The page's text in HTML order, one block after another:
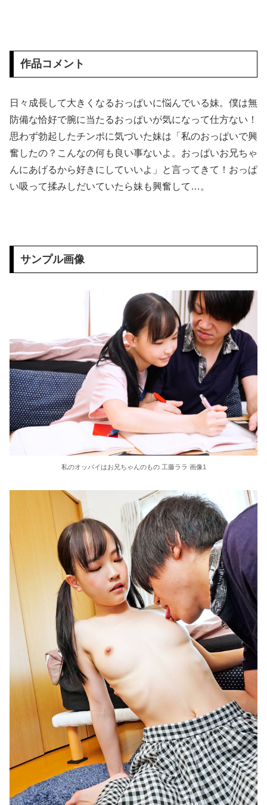
【閲覧注意】 お願いだからフェイクであってほしいこの女児の動画、本物だった…
【速報】 長瀬智也、ようやく気づくｗｗｗｗｗｗｗｗ
【速報】 専門家「イオンモール熊本の爆心地に”こんなもの”があったんだけど…」
大人の色気ムンムンの人妻ちゃんとラブホでハメ撮り素人画像だぁーｗｗｗ
【衝撃映像】 ロシア♂達がウクライナ美少女を拷問する動画、ここに来て話題になってしまう
【画像】 真夏日のプール、ガチで最高すぎｗｗｗｗｗｗｗｗｗｗ
内田梨瑚受刑者「社会に戻りたいです」
真・友達の母親 長澤史華
めるる似のA●女優 前田美波、妹と勘違いされるｗｗｗ
【画像】 車中泊女子、盗撮されるｗｗｗ
四つん這いで突き出された無防備なお尻…まる見えのア○ルにイタズラしたくなるノーパンエ□画像
大好きな祖母にまさか童貞を捧げることになろうとは 和泉絹江
【衝撃】ワイ「豆腐、150g×2丁で250円か…高いけど美味そうだし一丁買ってみるか！」→結果www(※画像あり)
【画像】ファイアーエムブレム新作、エッチキャラが実装されて始まるwww
【悲報】伊藤大海(146)、ベネズエラ戦にてブルペンで5球しか投げられていなかった
おっさん（38）と少女（16）の最高に尊い漫画、「おっさんはうぜぇぇぇんだよ！ってギルドから追放したくせに、後から復帰
極上熟女が卑猥な淫語とシチュエーションで貴方をダメにする最高の完全主観シコシコオナニーサポート 三枝木玲実
羞恥の逸品！！熟女のアナル大鑑賞～五十路六十路含む～100人4時間
月刊センビレ モニターアンケート SP1 88人1213分
《エロ動画×素人･人妻》普段のオナニーでは満たされないセックスレスの巨乳妻がロケ車からホテルへ移動しスタッフと濃厚な快楽に溺れて顔射
【工ロ注意】セッ〇スセミナーを開くこの人妻、工ッチすぎだろｗｗｗｗｗｗｗ
田中みな実、背中ぱっくりドレス横乳ノーブラおっぱい！スリット内腿
放送事故 総集編
友達の美人3姉妹に狙われた僕のチ○コ！ 前半
【悲報】 味噌ラーメンで行列、出来ない
作品コメント
日々成長して大きくなるおっぱいに悩んでいる妹。僕は無
防備な恰好で腕に当たるおっぱいが気になって仕方ない！
思わず勃起したチンポに気づいた妹は「私のおっぱいで興
奮したの？こんなの何も良い事ないよ。おっぱいお兄ちゃ
んにあげるから好きにしていいよ」と言ってきて！おっぱ
い吸って揉みしだいていたら妹も興奮して…。
サンプル画像
私のオッパイはお兄ちゃんのもの 工藤ララ 画像1